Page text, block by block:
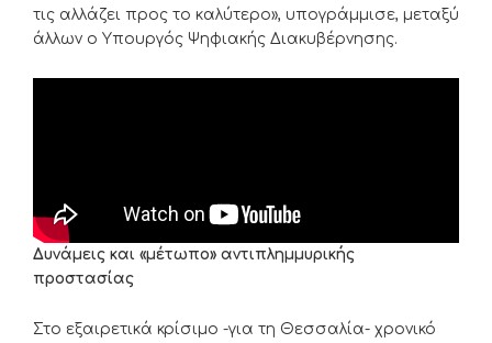
τις αλλάζει προς το καλύτερο», υπογράμμισε, μεταξύ
άλλων ο Υπουργός Ψηφιακής Διακυβέρνησης.
Δυνάμεις και «μέτωπο» αντιπλημμυρικής
προστασίας
Στο εξαιρετικά κρίσιμο -για τη Θεσσαλία- χρονικό